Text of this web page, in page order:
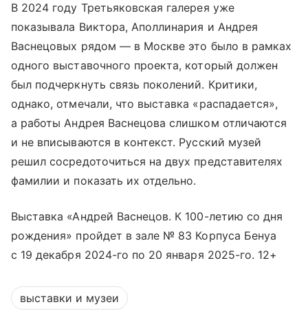
В 2024 году Третьяковская галерея уже
показывала Виктора, Аполлинария и Андрея
Васнецовых рядом — в Москве это было в рамках
одного выставочного проекта, который должен
был подчеркнуть связь поколений. Критики,
однако, отмечали, что выставка «распадается»,
а работы Андрея Васнецова слишком отличаются
и не вписываются в контекст. Русский музей
решил сосредоточиться на двух представителях
фамилии и показать их отдельно.
Выставка «Андрей Васнецов. К 100-летию со дня
рождения» пройдет в зале № 83 Корпуса Бенуа
с 19 декабря 2024-го по 20 января 2025-го. 12+
выставки и музеи